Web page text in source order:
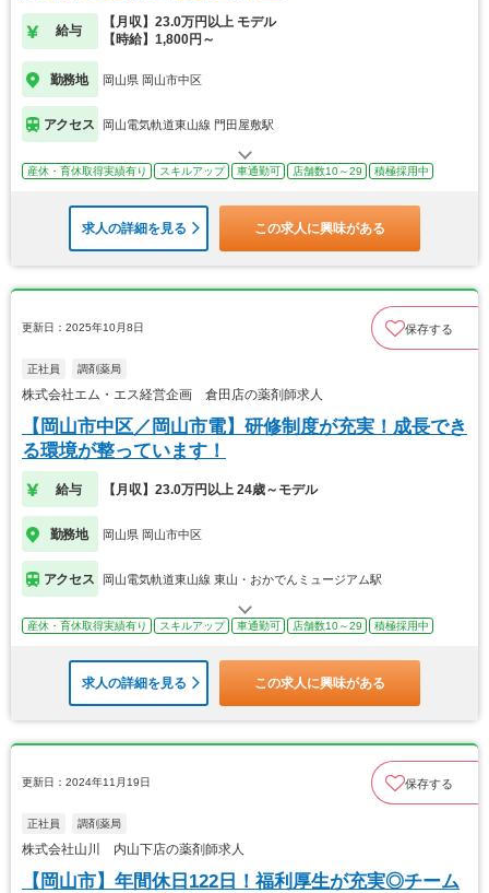
給与
【月収】23.0万円以上 モデル
【時給】1,800円～
勤務地 岡山県 岡山市中区
アクセス 岡山電気軌道東山線 門田屋敷駅
産休・育休取得実績有り スキルアップ 車通勤可 店舗数10～29 積極採用中
求人の詳細を見る この求人に興味がある
更新日：2025年10月8日 保存する
正社員 調剤薬局
株式会社エム・エス経営企画 倉田店の薬剤師求人
【岡山市中区／岡山市電】研修制度が充実！成長でき
る環境が整っています！
給与 【月収】23.0万円以上 24歳～モデル
勤務地 岡山県 岡山市中区
アクセス 岡山電気軌道東山線 東山・おかでんミュージアム駅
産休・育休取得実績有り スキルアップ 車通勤可 店舗数10～29 積極採用中
求人の詳細を見る この求人に興味がある
更新日：2024年11月19日 保存する
正社員 調剤薬局
株式会社山川 内山下店の薬剤師求人
【岡山市】年間休日122日！福利厚生が充実◎チーム